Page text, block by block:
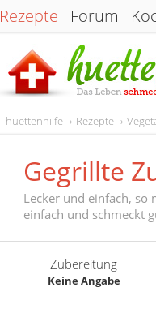
Rezepte Forum
huettenhilfe Rezepte
Gegrillte
Lecker und einfach, so
einfach und schmeckt
Zubereitung
Keine Angabe